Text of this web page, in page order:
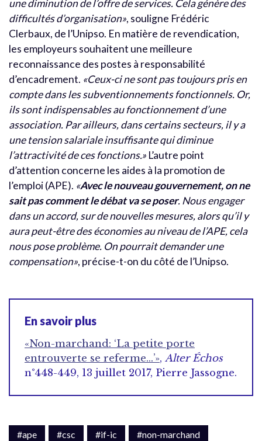
une diminution de l’offre de services. Cela génère des
difficultés d’organisation», souligne Frédéric
Clerbaux, de l’Unipso. En matière de revendication,
les employeurs souhaitent une meilleure
reconnaissance des postes à responsabilité
d’encadrement. «Ceux-ci ne sont pas toujours pris en
compte dans les subventionnements fonctionnels. Or,
ils sont indispensables au fonctionnement d’une
association. Par ailleurs, dans certains secteurs, il y a
une tension salariale insuffisante qui diminue
l’attractivité de ces fonctions.» L’autre point
d’attention concerne les aides à la promotion de
l’emploi (APE). «Avec le nouveau gouvernement, on ne
sait pas comment le débat va se poser. Nous engager
dans un accord, sur de nouvelles mesures, alors qu’il y
aura peut-être des économies au niveau de l’APE, cela
nous pose problème. On pourrait demander une
compensation», précise-t-on du côté de l’Unipso.
En savoir plus
«Non-marchand: ‘La petite porte
entrouverte se referme…’», Alter Échos
n°448-449, 13 juillet 2017, Pierre Jassogne.
#ape #csc #if-ic
#non-marchand